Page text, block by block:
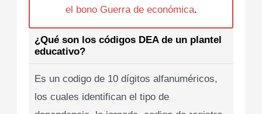
el bono Guerra de económica.
¿Qué son los códigos DEA de un plantel
educativo?
Es un codigo de 10 dígitos alfanuméricos,
los cuales identifican el tipo de